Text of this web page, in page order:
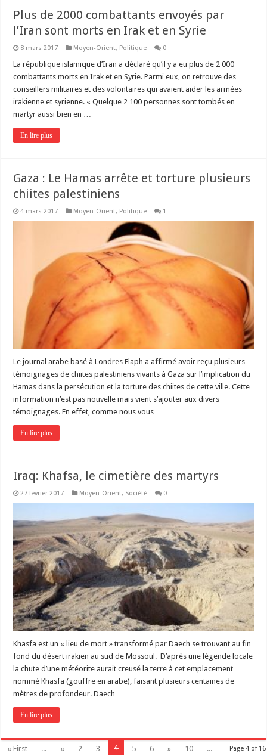
Plus de 2000 combattants envoyés par
l’Iran sont morts en Irak et en Syrie
8 mars 2017 Moyen-Orient, Politique 0
La république islamique d’Iran a déclaré qu’il y a eu plus de 2 000
combattants morts en Irak et en Syrie. Parmi eux, on retrouve des
conseillers militaires et des volontaires qui avaient aider les armées
irakienne et syrienne. « Quelque 2 100 personnes sont tombés en
martyr aussi bien en …
En lire plus
Gaza : Le Hamas arrête et torture plusieurs
chiites palestiniens
4 mars 2017 Moyen-Orient, Politique 1
Le journal arabe basé à Londres Elaph a affirmé avoir reçu plusieurs
témoignages de chiites palestiniens vivants à Gaza sur l’implication du
Hamas dans la persécution et la torture des chiites de cette ville. Cette
information n’est pas nouvelle mais vient s’ajouter aux divers
témoignages. En effet, comme nous vous …
En lire plus
Iraq: Khafsa, le cimetière des martyrs
27 février 2017 Moyen-Orient, Société 0
Khasfa est un « lieu de mort » transformé par Daech se trouvant au fin
fond du désert irakien au sud de Mossoul. D’après une légende locale
la chute d’une météorite aurait creusé la terre à cet emplacement
nommé Khasfa (gouffre en arabe), faisant plusieurs centaines de
mètres de profondeur. Daech …
En lire plus
Page 4 of 16
« First ... « 2 3 4 5 6 » 10
...